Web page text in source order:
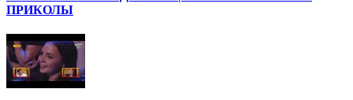
ПРИКОЛЫ